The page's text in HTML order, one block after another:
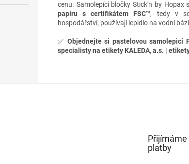
cenu. Samolepící bločky Stick'n by Hopax
papíru s certifikátem FSC™, tedy v
hospodářství, používají lepidlo na vodní
✅ Objednejte si pastelovou samolepicí
specialisty na etikety KALEDA, a.s. |
Přijímáme
platby